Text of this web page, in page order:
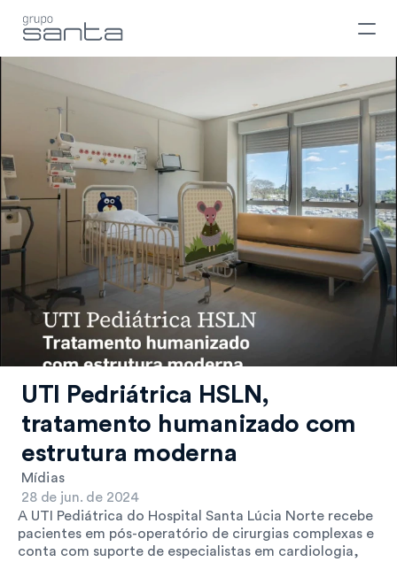
UTI Pedriátrica HSLN,
tratamento humanizado com
estrutura moderna
Mídias
28 de jun. de 2024
A UTI Pediátrica do Hospital Santa Lúcia Norte recebe
pacientes em pós-operatório de cirurgias complexas e
conta com suporte de especialistas em cardiologia,